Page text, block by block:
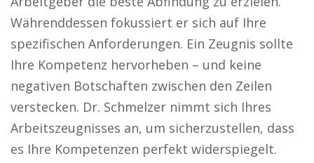
Währenddessen fokussiert er sich auf Ihre
spezifischen Anforderungen. Ein Zeugnis sollte
Ihre Kompetenz hervorheben – und keine
negativen Botschaften zwischen den Zeilen
verstecken. Dr. Schmelzer nimmt sich Ihres
Arbeitszeugnisses an, um sicherzustellen, dass
es Ihre Kompetenzen perfekt widerspiegelt.